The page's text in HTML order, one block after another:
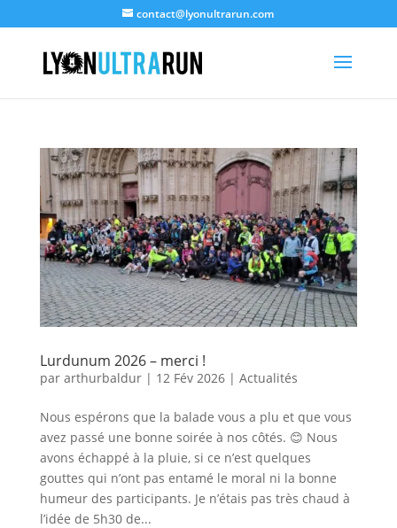
contact@lyonultrarun.com
Lurdunum 2026 – merci !
par arthurbaldur| 12 Fév 2026| Actualités
Nous espérons que la balade vous a plu et que vous
avez passé une bonne soirée à nos côtés. 😊 Nous
avons échappé à la pluie, si ce n’est quelques
gouttes qui n’ont pas entamé le moral ni la bonne
humeur des participants. Je n’étais pas très chaud à
l’idée de 5h30 de...